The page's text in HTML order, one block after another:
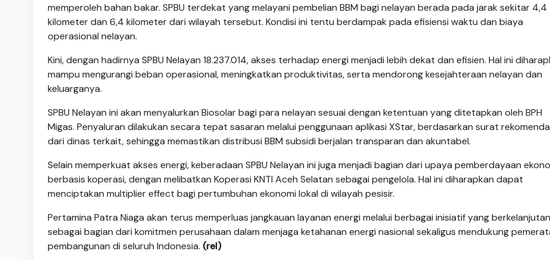
memperoleh bahan bakar. SPBU terdekat yang melayani pembelian BBM bagi nelayan berada pada jarak sekitar 4,4
kilometer dan 6,4 kilometer dari wilayah tersebut. Kondisi ini tentu berdampak pada efisiensi waktu dan biaya
operasional nelayan.
Kini, dengan hadirnya SPBU Nelayan 18.237.014, akses terhadap energi men­jadi lebih dekat dan efisien. Hal ini
mampu mengurangi beban operasional, me­ning­katkan produktivitas, serta mendorong kesejahteraan nelayan dan
keluarganya.
SPBU Nelayan ini akan menyalurkan Biosolar bagi para nelayan sesuai de­ngan ketentuan yang di­tetapkan oleh BPH
Migas. Penyaluran dilakukan secara tepat sasaran melalui penggunaan aplikasi XStar, berdasarkan surat
dari dinas terkait, sehingga memastikan distribusi BBM subsidi berjalan transparan dan akun­tabel.
Selain memperkuat akses energi, keberadaan SPBU Nelayan ini juga men­jadi bagian dari upaya pemberdayaan
berbasis koperasi, dengan melibatkan Koperasi KNTI Aceh Selatan sebagai pengelola. Hal ini diharapkan dapat
menciptakan multiplier effect bagi pertumbuhan ekonomi lokal di wi­layah pesisir.
Pertamina Patra Niaga akan terus memperluas jangkauan layanan energi melalui berbagai inisiatif yang
sebagai bagian dari komitmen perusahaan dalam menjaga ketahanan energi nasional sekaligus mendukung
pembangunan di seluruh Indonesia. (rel)